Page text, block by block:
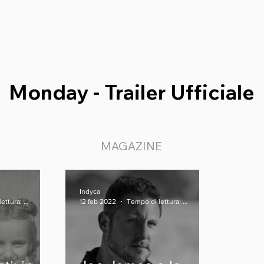
Monday - Trailer Ufficiale
MAGAZINE
Tempo di lettura: 4 min
Indyca
12 feb 2022
Tempo di lettura: 3 min